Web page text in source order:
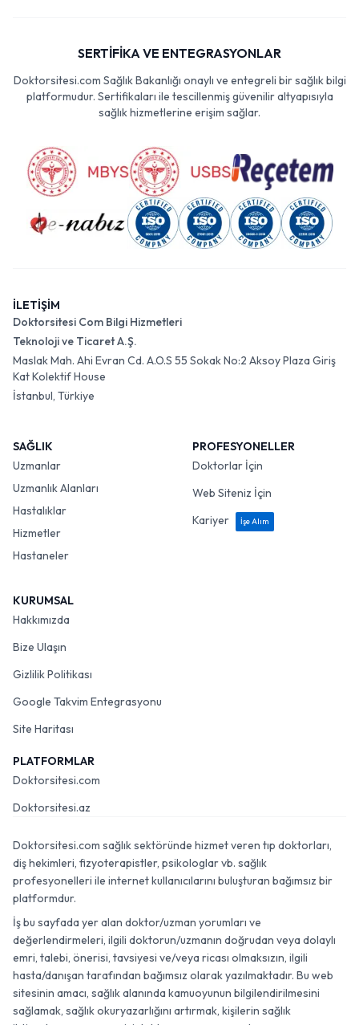
SERTİFİKA VE ENTEGRASYONLAR
Doktorsitesi.com Sağlık Bakanlığı onaylı ve entegreli bir sağlık bilgi
platformudur. Sertifikaları ile tescillenmiş güvenilir altyapısıyla
sağlık hizmetlerine erişim sağlar.
İLETİŞİM
Doktorsitesi Com Bilgi Hizmetleri
Teknoloji ve Ticaret A.Ş.
Maslak Mah. Ahi Evran Cd. A.O.S 55 Sokak No:2 Aksoy Plaza Giriş
Kat Kolektif House
İstanbul, Türkiye
SAĞLIK
Uzmanlar
Uzmanlık Alanları
Hastalıklar
Hizmetler
Hastaneler
PROFESYONELLER
Doktorlar İçin
Web Siteniz İçin
Kariyer
İşe Alım
KURUMSAL
Hakkımızda
Bize Ulaşın
Gizlilik Politikası
Google Takvim Entegrasyonu
Site Haritası
PLATFORMLAR
Doktorsitesi.com
Doktorsitesi.az
Doktorsitesi.com sağlık sektöründe hizmet veren tıp doktorları,
diş hekimleri, fizyoterapistler, psikologlar vb. sağlık
profesyonelleri ile internet kullanıcılarını buluşturan bağımsız bir
platformdur.
İş bu sayfada yer alan doktor/uzman yorumları ve
değerlendirmeleri, ilgili doktorun/uzmanın doğrudan veya dolaylı
emri, talebi, önerisi, tavsiyesi ve/veya ricası olmaksızın, ilgili
hasta/danışan tarafından bağımsız olarak yazılmaktadır. Bu web
sitesinin amacı, sağlık alanında kamuoyunun bilgilendirilmesini
sağlamak, sağlık okuryazarlığını artırmak, kişilerin sağlık